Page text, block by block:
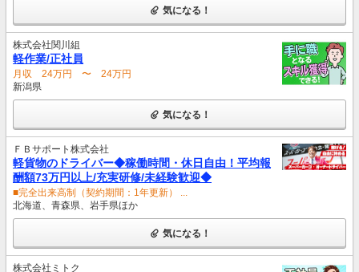
気になる！
株式会社関川組
軽作業/正社員
月収 24万円 〜 24万円
新潟県
気になる！
ＦＢサポート株式会社
軽貨物のドライバー◆稼働時間・休日自由！平均報
酬額73万円以上/充実研修/未経験歓迎◆
■完全出来高制（契約期間：1年更新） ...
北海道、青森県、岩手県ほか
気になる！
株式会社ミトク